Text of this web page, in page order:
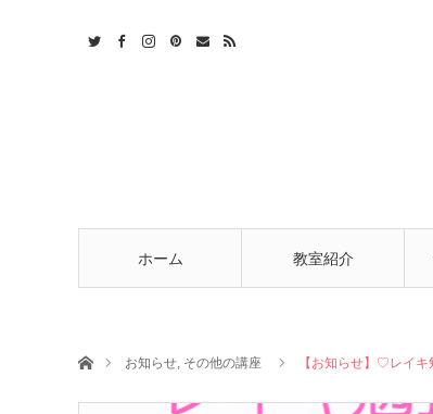
ホーム 教室紹介
ホームお知らせ, その他の講座 【お知らせ】♡レイ